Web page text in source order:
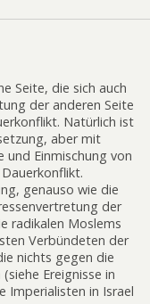
Seite, die sich auch
der anderen Seite
Natürlich ist
aber mit
und Einmischung von
genauso wie die
der
radikalen Moslems
Verbündeten der
nichts gegen die
Ereignisse in
Imperialisten in Israel